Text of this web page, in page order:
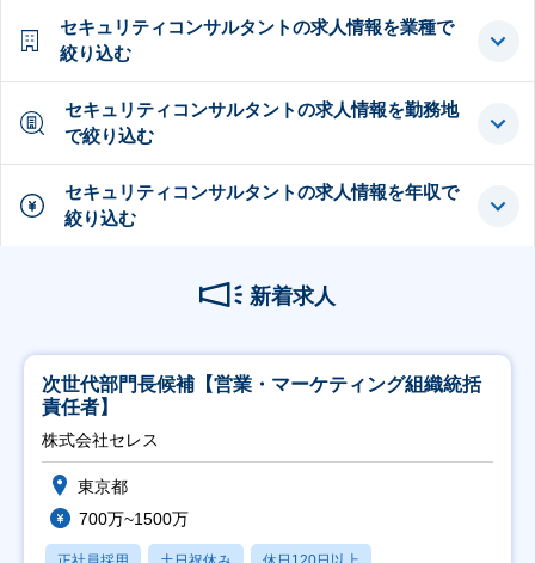
セキュリティコンサルタントの求人情報を業種で
絞り込む
セキュリティコンサルタントの求人情報を勤務地
で絞り込む
セキュリティコンサルタントの求人情報を年収で
絞り込む
新着求人
次世代部門長候補【営業・マーケティング組織統括
責任者】
株式会社セレス
東京都
700万~1500万